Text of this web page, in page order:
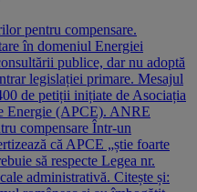
pentru compensare.
în domeniul Energiei
publice, dar nu adoptă
legislației primare. Mesajul
de petiții inițiate de Asociația
Energie (APCE). ANRE
compensare Într-un
că APCE „știe foarte
să respecte Legea nr.
administrativă. Citește și: